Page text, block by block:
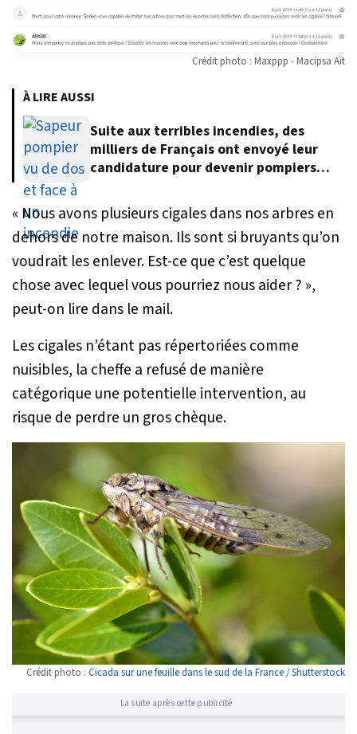
Crédit photo : Maxppp - Macipsa Aït
À LIRE AUSSI
Suite aux terribles incendies, des
milliers de Français ont envoyé leur
candidature pour devenir pompiers
« Nous avons plusieurs cigales dans nos arbres en
dehors de notre maison. Ils sont si bruyants qu’on
voudrait les enlever. Est-ce que c’est quelque
chose avec lequel vous pourriez nous aider ? »,
peut-on lire dans le mail.
Les cigales n’étant pas répertoriées comme
nuisibles, la cheffe a refusé de manière
catégorique une potentielle intervention, au
risque de perdre un gros chèque.
Crédit photo : Cicada sur une feuille dans le sud de la France / Shutterstock
La suite après cette publicité